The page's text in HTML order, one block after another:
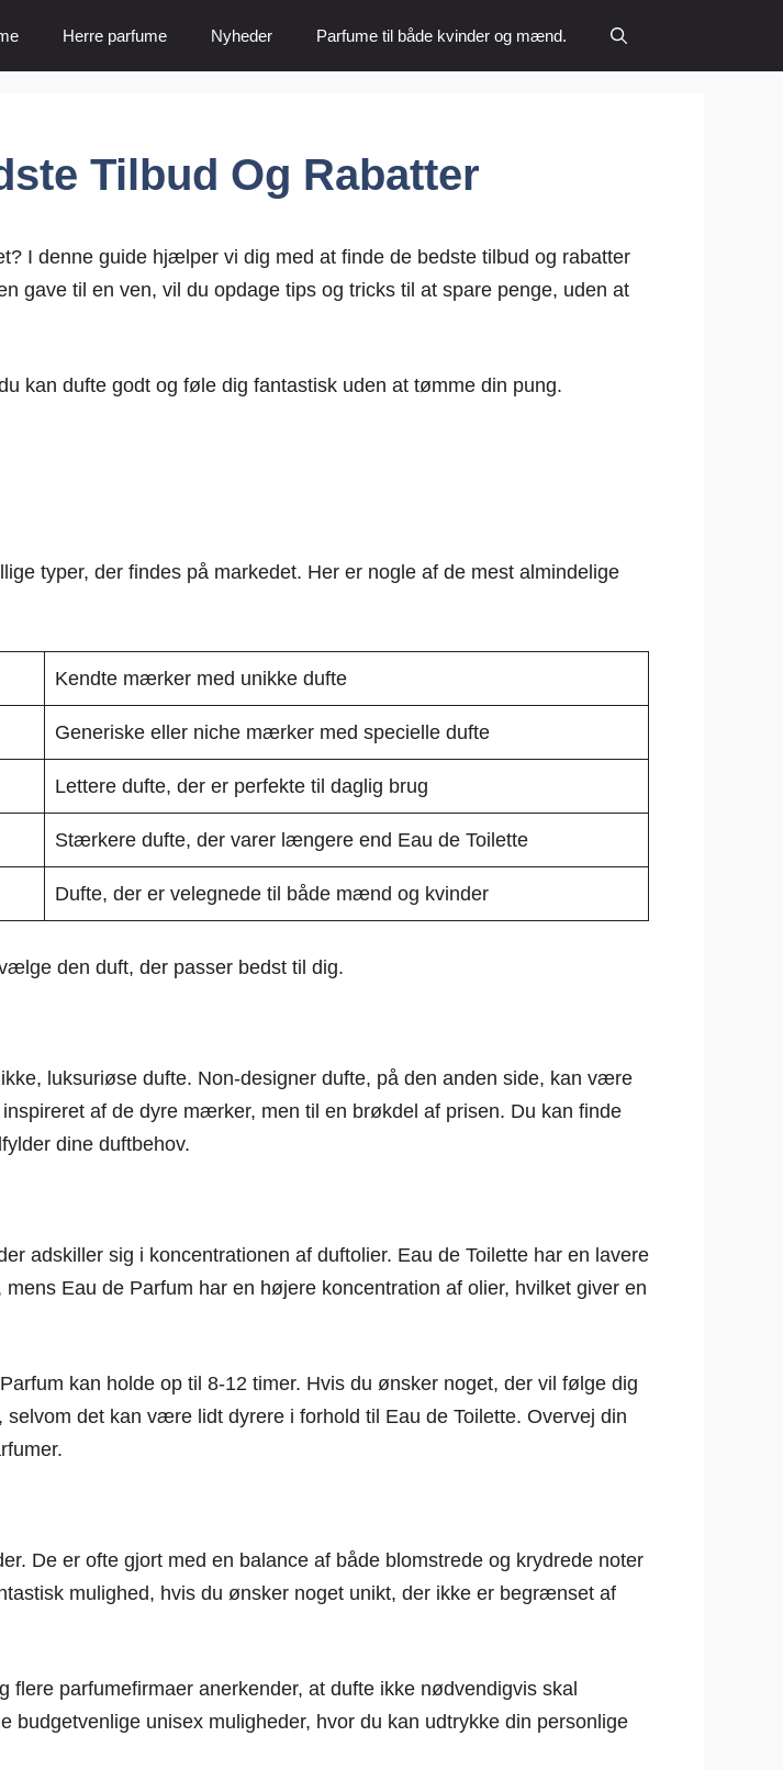
Herre parfume Nyheder Parfume til både kvinder og mænd.
Tilbud Og Rabatter
I denne guide hjælper vi dig med at finde de bedste tilbud og rabatter
gave til en ven, vil du opdage tips og tricks til at spare penge, uden at
kan dufte godt og føle dig fantastisk uden at tømme din pung.
typer, der findes på markedet. Her er nogle af de mest almindelige
Kendte mærker med unikke dufte
Generiske eller niche mærker med specielle dufte
Lettere dufte, der er perfekte til daglig brug
Stærkere dufte, der varer længere end Eau de Toilette
Dufte, der er velegnede til både mænd og kvinder
den duft, der passer bedst til dig.
luksuriøse dufte. Non-designer dufte, på den anden side, kan være
af de dyre mærker, men til en brøkdel af prisen. Du kan finde
dine duftbehov.
adskiller sig i koncentrationen af duftolier. Eau de Toilette har en lavere
Eau de Parfum har en højere koncentration af olier, hvilket giver en
kan holde op til 8-12 timer. Hvis du ønsker noget, der vil følge dig
det kan være lidt dyrere i forhold til Eau de Toilette. Overvej din
De er ofte gjort med en balance af både blomstrede og krydrede noter
mulighed, hvis du ønsker noget unikt, der ikke er begrænset af
parfumefirmaer anerkender, at dufte ikke nødvendigvis skal
budgetvenlige unisex muligheder, hvor du kan udtrykke din personlige